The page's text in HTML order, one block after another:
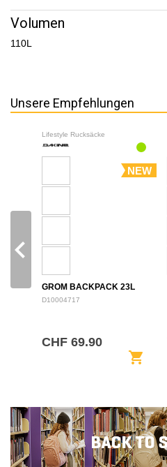
Volumen
110L
Unsere Empfehlungen
Lifestyle Rucksäcke
NEW
GROM BACKPACK 23L
D10004717
CHF 69.90
shopping_cart
navigate_before